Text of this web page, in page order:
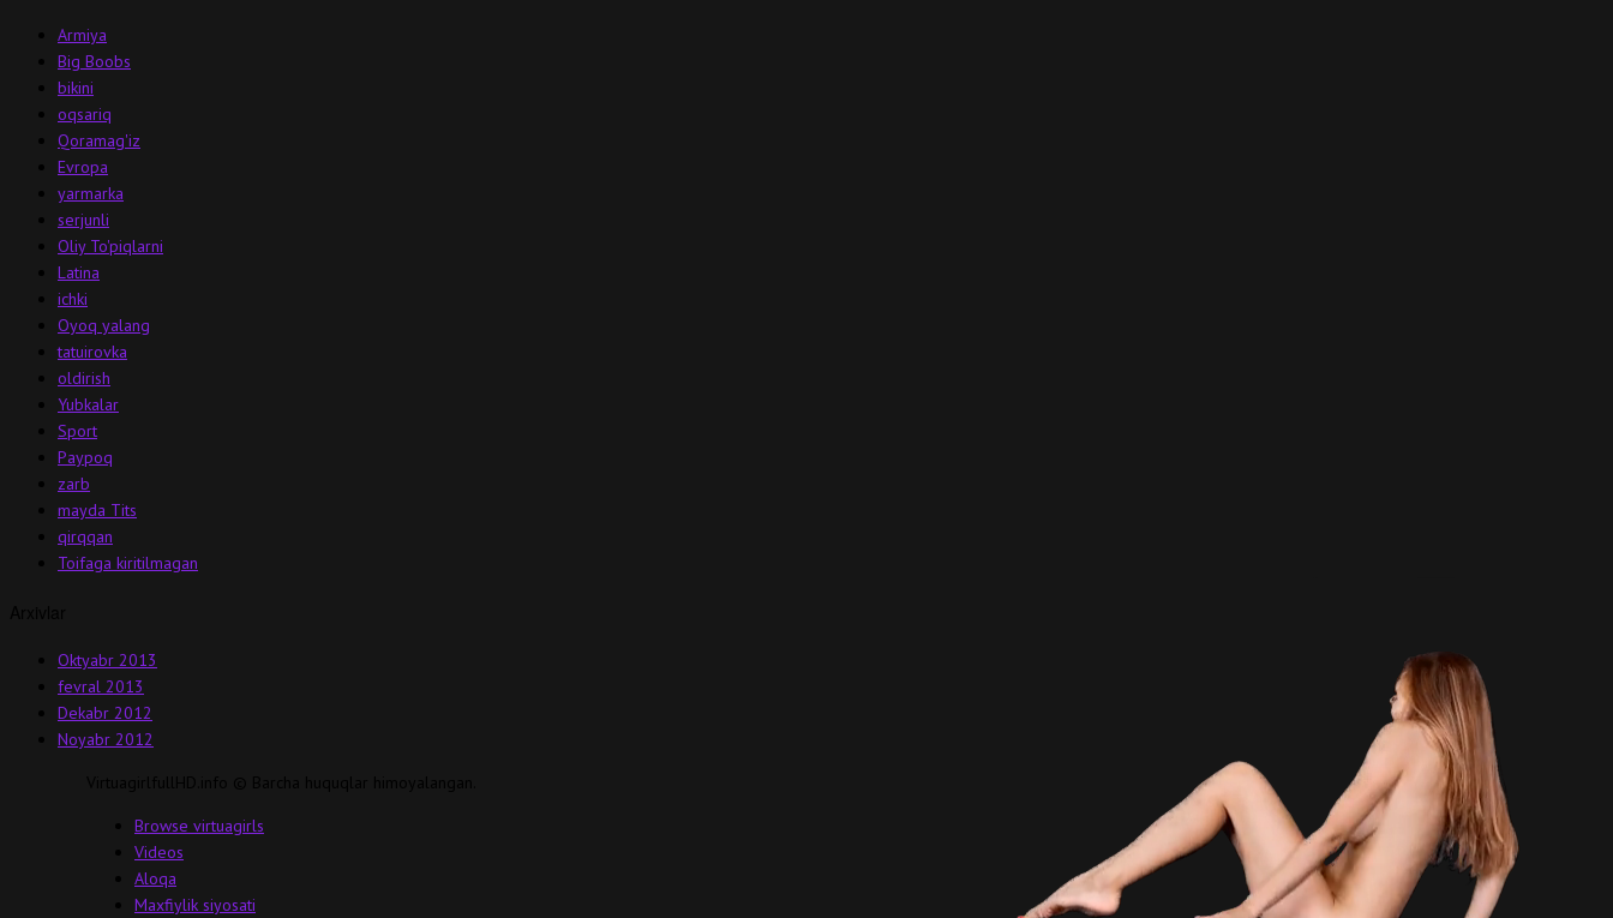
Armiya
Big Boobs
bikini
oqsariq
Qoramag'iz
Evropa
yarmarka
serjunli
Oliy To'piqlarni
Latina
ichki
Oyoq yalang
tatuirovka
oldirish
Yubkalar
Sport
Paypoq
zarb
mayda Tits
qirqqan
Toifaga kiritilmagan
Oktyabr 2013
fevral 2013
Dekabr 2012
Noyabr 2012
Browse virtuagirls
Videos
Aloqa
Maxfiylik siyosati